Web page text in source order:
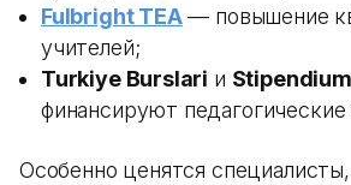
Fulbright TEA— повышение
учителей;
Turkiye Burslari и
финансируют педагогические
Особенно ценятся